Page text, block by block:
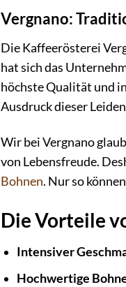
Vergnano:
Die Kaffeerösterei
hat sich das
höchste Qualität und
Ausdruck dieser
Wir bei Vergnano
von Lebensfreude.
Bohnen. Nur so
Die Vorteile
Intensiver
Hochwertige